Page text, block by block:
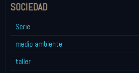
SOCIEDAD
Serie
medio ambiente
taller